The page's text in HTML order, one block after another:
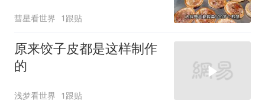
彗星看世界 1跟贴
原来饺子皮都是这样制作
的
浅梦看世界 1跟贴